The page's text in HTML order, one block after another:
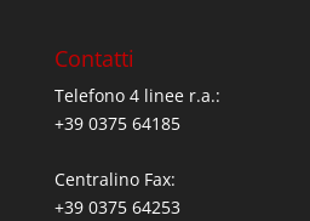
Contatti
Telefono 4 linee r.a.:
+39 0375 64185
Centralino Fax:
+39 0375 64253